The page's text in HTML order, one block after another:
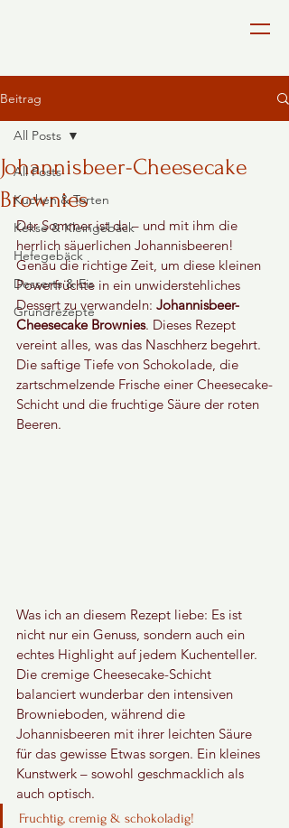
Beitrag
All Posts
Kuchen & Torten
Kekse & Kleingebäck
Hefegebäck
Desserts & Eis
Grundrezepte
All Posts
Johannisbeer-Cheesecake
Brownies
Der Sommer ist da – und mit ihm die
herrlich säuerlichen Johannisbeeren!
Genau die richtige Zeit, um diese kleinen
Powerfrüchte in ein unwiderstehliches
Dessert zu verwandeln: Johannisbeer-
Cheesecake Brownies. Dieses Rezept
vereint alles, was das Naschherz begehrt.
Die saftige Tiefe von Schokolade, die
zartschmelzende Frische einer Cheesecake-
Schicht und die fruchtige Säure der roten
Beeren.
Was ich an diesem Rezept liebe: Es ist
nicht nur ein Genuss, sondern auch ein
echtes Highlight auf jedem Kuchenteller.
Die cremige Cheesecake-Schicht
balanciert wunderbar den intensiven
Brownieboden, während die
Johannisbeeren mit ihrer leichten Säure
für das gewisse Etwas sorgen. Ein kleines
Kunstwerk – sowohl geschmacklich als
auch optisch.
Fruchtig, cremig & schokoladig!